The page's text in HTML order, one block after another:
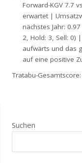
Forward-KGV 7.7
erwartet |
nächstes Jahr:
2, Hold: 3, Sell: 0)
aufwärts und das
auf eine positive
Tratabu-
Suchen